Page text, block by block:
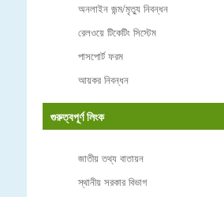
অনলাইন জন্ম/মৃত্যু নিবন্ধন
রেলওয়ে টিকেটিং সিস্টেম
পাসপোর্ট ফরম
আয়কর নিবন্ধন
গুরুত্বপূর্ণ লিংক
জাতীয় তথ্য বাতায়ন
স্থানীয় সরকার বিভাগ